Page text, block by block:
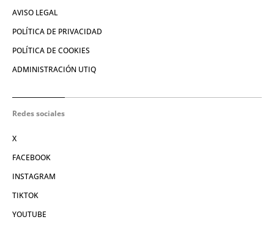
AVISO LEGAL
POLÍTICA DE PRIVACIDAD
POLÍTICA DE COOKIES
ADMINISTRACIÓN UTIQ
Redes sociales
X
FACEBOOK
INSTAGRAM
TIKTOK
YOUTUBE